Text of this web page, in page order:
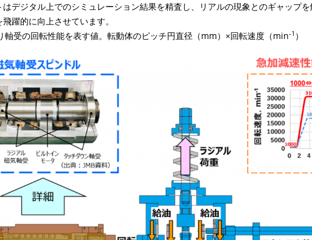
デジタル上でのシミュレーション結果を精査し、リアルの現象とのギャップ
躍的に向上させています。
受の回転性能を表す値。転動体のピッチ円直径（mm）×回転速度（min-1 ）